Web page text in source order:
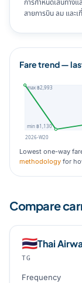
การกำหนดเส้นทาง
สายการบิน ลม และเ
Fare trend —
max ฿2,993
min ฿1,130
2026-W20
Lowest one-way
methodology for
Compare
🇹🇭Thai
TG
Frequency